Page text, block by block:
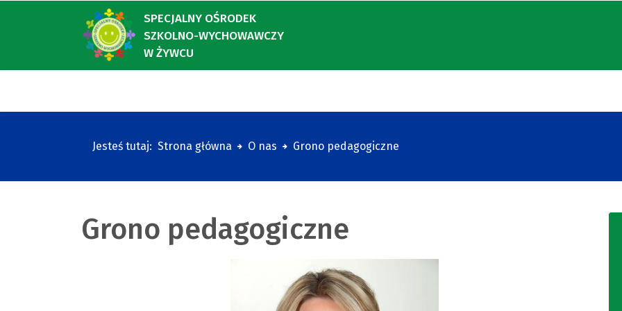
SPECJALNY OŚRODEK
SZKOLNO-WYCHOWAWCZY
W ŻYWCU
Jesteś tutaj: Strona główna O nas Grono pedagogiczne
Grono pedagogiczne